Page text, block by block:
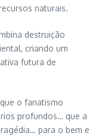
naturais.
destruição
criando um
futura de
o fanatismo
profundos… que a
para o bem e